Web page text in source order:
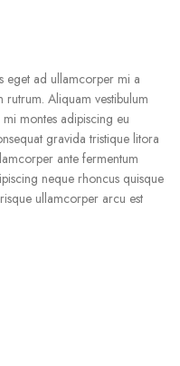
eget ad ullamcorper mi a
Aliquam vestibulum
montes adipiscing eu
gravida tristique litora
ante fermentum
neque rhoncus quisque
ullamcorper arcu est